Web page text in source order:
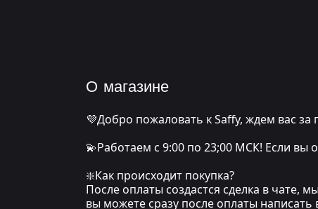
О магазине
💜Добро пожаловать к Saffy, ждем вас за
💫Работаем с 9:00 по 23;00 МСК! Если вы
❇️Как происходит покупка?
После оплаты создастся сделка в чате,
вы можете сразу после оплаты